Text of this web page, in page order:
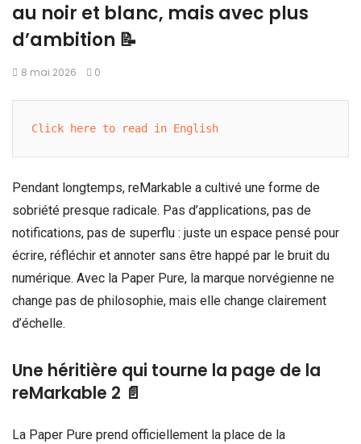
au noir et blanc, mais avec plus
d’ambition 📝
8 mai 2026 0
Click here to read in English
Pendant longtemps, reMarkable a cultivé une forme de
sobriété presque radicale. Pas d’applications, pas de
notifications, pas de superflu : juste un espace pensé pour
écrire, réfléchir et annoter sans être happé par le bruit du
numérique. Avec la Paper Pure, la marque norvégienne ne
change pas de philosophie, mais elle change clairement
d’échelle.
Une héritière qui tourne la page de la
reMarkable 2 📄
La Paper Pure prend officiellement la place de la